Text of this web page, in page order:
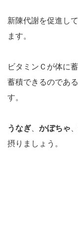
新陳代謝を促進し
ます。
ビタミンＣが体に
蓄積できるのであ
す。
うなぎ かぼちゃ
摂りましょう。